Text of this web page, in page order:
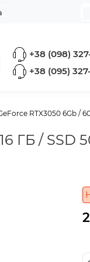
+38 (098)
+38 (095)
RTX3050 6Gb /
ГБ / SSD